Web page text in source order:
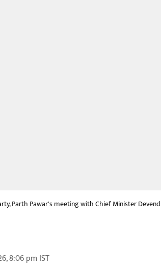
Parth Pawar's meeting with Chief Minister
8:06 pm IST